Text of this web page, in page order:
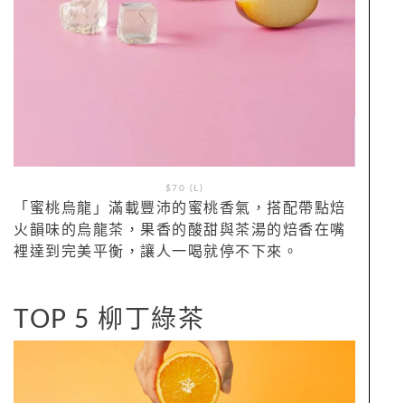
$70 (L)
「蜜桃烏龍」滿載豐沛的蜜桃香氣，搭配帶點焙
火韻味的烏龍茶，果香的酸甜與茶湯的焙香在嘴
裡達到完美平衡，讓人一喝就停不下來。
TOP 5 柳丁綠茶